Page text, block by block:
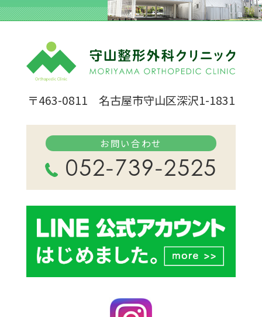
〒463-0811 名古屋市守山区深沢1-1831
お問い合わせ
052-739-2525